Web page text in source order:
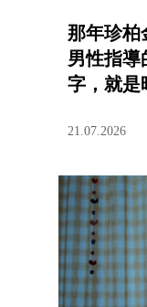
那年珍柏
男性指
字，就是
21.07.2026